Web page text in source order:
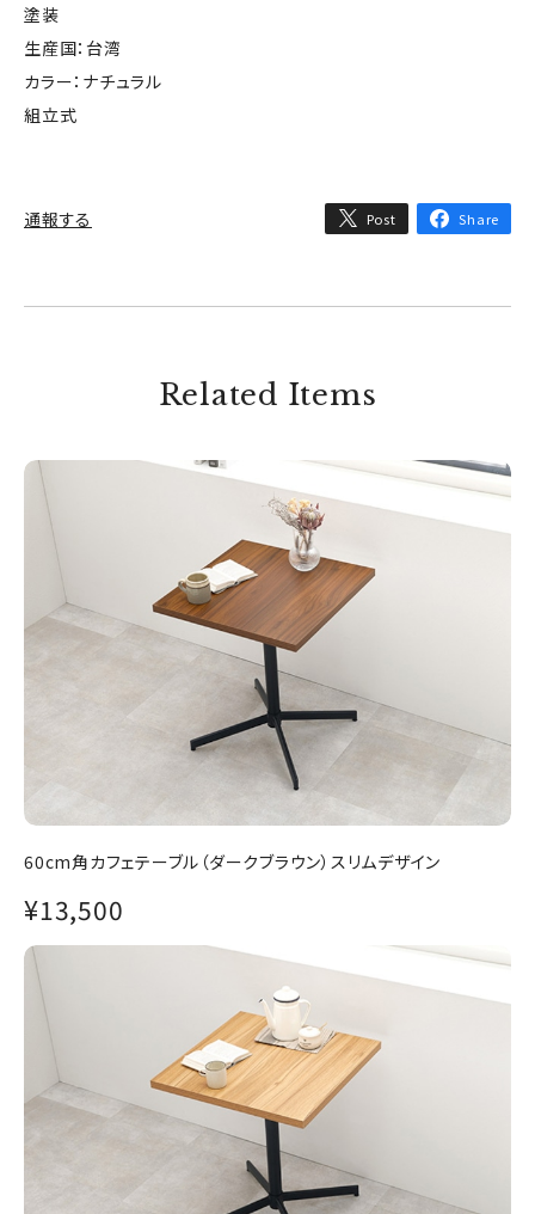
塗装
生産国：台湾
カラー：ナチュラル
組立式
通報する Post Share
Related Items
60cm角カフェテーブル（ダークブラウン）スリムデザイン
¥13,500